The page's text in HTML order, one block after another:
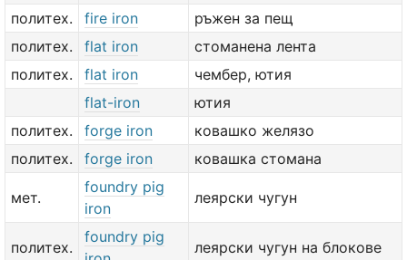
политех.
fire iron
ръжен за пещ
политех.
flat iron
стоманена лента
политех.
flat iron
чембер, ютия
flat-iron
ютия
политех.
forge iron
ковашко желязо
политех.
forge iron ковашка стомана
мет.
foundry pig
iron
леярски чугун
политех.
foundry pig
леярски чугун на блокове